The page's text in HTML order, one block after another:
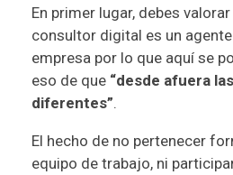
En primer lugar, debes
consultor digital es un
empresa por lo que aquí se
eso de que “desde afuera
diferentes”.
El hecho de no pertenecer
equipo de trabajo, ni